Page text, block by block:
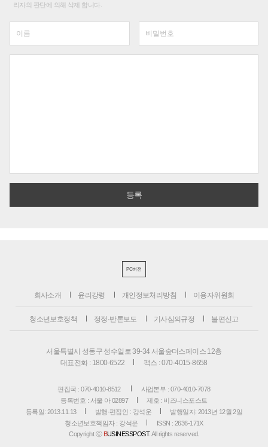
리자의 판단에 의해 삭제 합니다.
PC버전
회사소개 윤리강령 개인정보처리방침 이용자위원회
청소년보호정책 정정·반론보도 기사심의규정 불편신고
서울특별시 성동구 성수일로 39-34 서울숲더스페이스 12층
대표전화 : 1800-6522
팩스 : 070-4015-8658
편집국 : 070-4010-8512
사업본부 : 070-4010-7078
등록번호 : 서울 아 02897
제호 : 비즈니스포스트
등록일: 2013.11.13
발행·편집인 : 강석운
발행일자: 2013년 12월 2일
청소년보호책임자 : 강석운
ISSN : 2636-171X
Copyright ⓒ BUSINESSPOST. All rights reserved.